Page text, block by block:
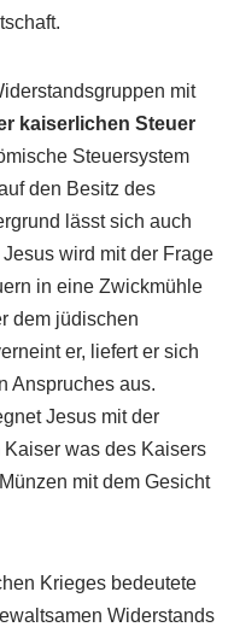
mit
kaiserlichen Steuer
Steuersystem
den Besitz des
lässt sich auch
wird mit der Frage
in eine Zwickmühle
dem jüdischen
er, liefert er sich
Anspruches aus.
Jesus mit der
was des Kaisers
mit dem Gesicht
Krieges bedeutete
Widerstands